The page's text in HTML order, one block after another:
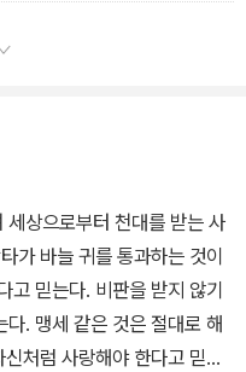
상으로부터 천대를 받는 사
가 바늘 귀를 통과하는 것이
고 믿는다. 비판을 받지 않기
. 맹세 같은 것은 절대로 해
처럼 사랑해야 한다고 믿는